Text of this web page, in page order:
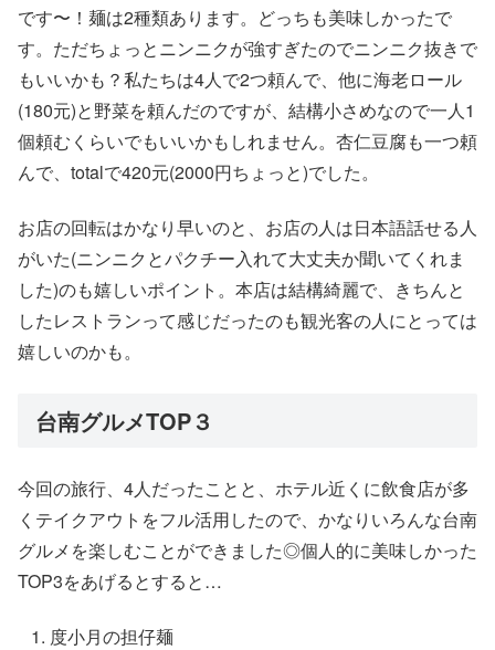
です〜！麺は2種類あります。どっちも美味しかったで
す。ただちょっとニンニクが強すぎたのでニンニク抜きで
もいいかも？私たちは4人で2つ頼んで、他に海老ロール
(180元)と野菜を頼んだのですが、結構小さめなので一人1
個頼むくらいでもいいかもしれません。杏仁豆腐も一つ頼
んで、totalで420元(2000円ちょっと)でした。
お店の回転はかなり早いのと、お店の人は日本語話せる人
がいた(ニンニクとパクチー入れて大丈夫か聞いてくれま
した)のも嬉しいポイント。本店は結構綺麗で、きちんと
したレストランって感じだったのも観光客の人にとっては
嬉しいのかも。
台南グルメTOP３
今回の旅行、4人だったことと、ホテル近くに飲食店が多
くテイクアウトをフル活用したので、かなりいろんな台南
グルメを楽しむことができました◎個人的に美味しかった
TOP3をあげるとすると…
度小月の担仔麺